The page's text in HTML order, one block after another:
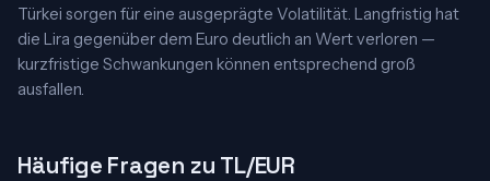
Türkei sorgen für eine ausgeprägte Volatilität. Langfristig hat
die Lira gegenüber dem Euro deutlich an Wert verloren —
kurzfristige Schwankungen können entsprechend groß
ausfallen.
Häufige Fragen zu TL/EUR